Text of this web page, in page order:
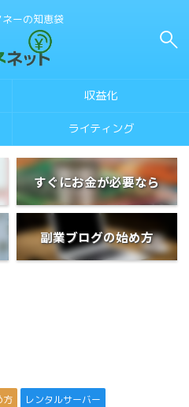
ーの知恵袋
収益化
ライティング
すぐにお金が必要なら
副業ブログの始め方
方 レンタルサーバー